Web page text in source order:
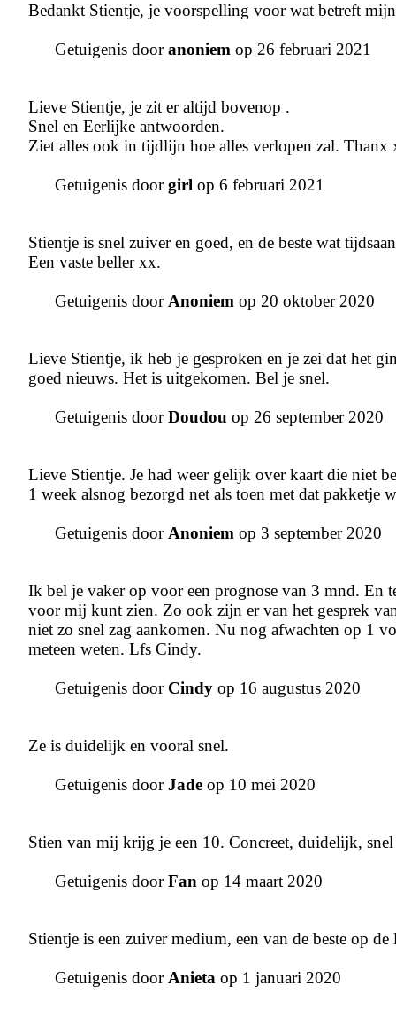
Bedankt Stientje, je voorspelling voor wat betreft
Getuigenis dooranoniem op 26 februari 2021
Lieve Stientje, je zit er altijd bovenop .
Snel en Eerlijke antwoorden.
Ziet alles ook in tijdlijn hoe alles verlopen zal. Thanx
Getuigenis doorgirl op 6 februari 2021
Stientje is snel zuiver en goed, en de beste wat
Een vaste beller xx.
Getuigenis doorAnoniem op 20 oktober 2020
Lieve Stientje, ik heb je gesproken en je zei dat het
goed nieuws. Het is uitgekomen. Bel je snel.
Getuigenis doorDoudou op 26 september 2020
Lieve Stientje. Je had weer gelijk over kaart die niet
1 week alsnog bezorgd net als toen met dat
Getuigenis doorAnoniem op 3 september 2020
Ik bel je vaker op voor een prognose van 3 mnd. En
voor mij kunt zien. Zo ook zijn er van het gesprek
niet zo snel zag aankomen. Nu nog afwachten op 1
meteen weten. Lfs Cindy.
Getuigenis door Cindy op 16 augustus 2020
Ze is duidelijk en vooral snel.
Getuigenis doorJade op 10 mei 2020
Stien van mij krijg je een 10. Concreet, duidelijk,
Getuigenis doorFan op 14 maart 2020
Stientje is een zuiver medium, een van de beste op
Getuigenis doorAnieta op 1 januari 2020